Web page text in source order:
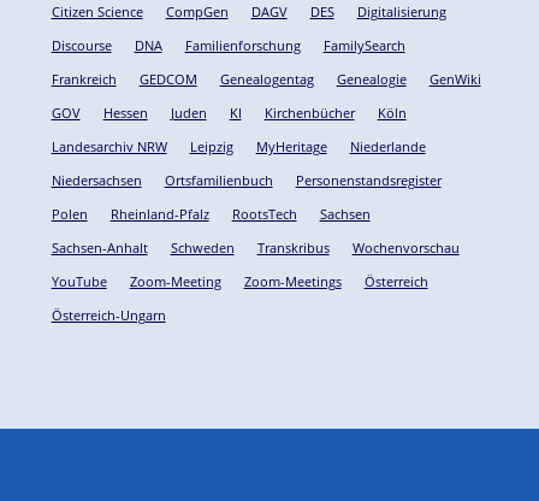
Citizen Science
CompGen DAGV DES
Digitalisierung
Discourse
DNA Familienforschung
FamilySearch
Frankreich
GEDCOM Genealogentag Genealogie
GenWiki
GOV
Hessen Juden KI Kirchenbücher
Köln
Landesarchiv NRW
Leipzig MyHeritage
Niederlande
Niedersachsen
Ortsfamilienbuch
Personenstandsregister
Polen
Rheinland-Pfalz RootsTech
Sachsen
Sachsen-Anhalt
Schweden Transkribus
Wochenvorschau
YouTube
Zoom-Meeting Zoom-Meetings
Österreich
Österreich-Ungarn